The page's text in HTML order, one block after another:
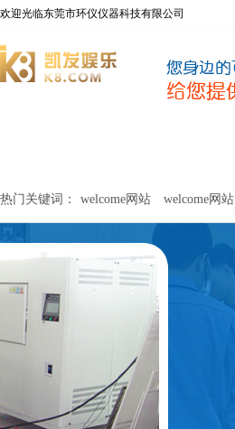
欢迎光临东莞市环仪仪器科技有限公司
关于环仪 联系环仪
热门关键词： welcome网站 welcome网站
网站 welcome网站